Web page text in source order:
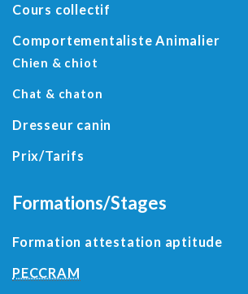
Cours collectif
Comportementaliste Animalier
Chien & chiot
Chat & chaton
Dresseur canin
Prix/Tarifs
Formations/Stages
Formation attestation aptitude
PECCRAM